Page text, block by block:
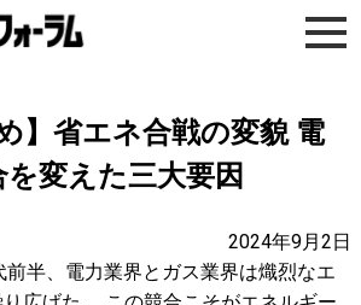
】省エネ合戦の変貌 電
変えた三大要因
2024年9月2日
半、電力業界とガス業界は熾烈なエ